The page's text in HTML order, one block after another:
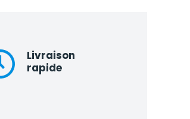
Livraison
rapide